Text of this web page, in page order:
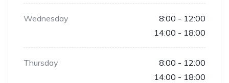
Wednesday
8:00 - 12:00
14:00 - 18:00
Thursday
8:00 - 12:00
14:00 - 18:00